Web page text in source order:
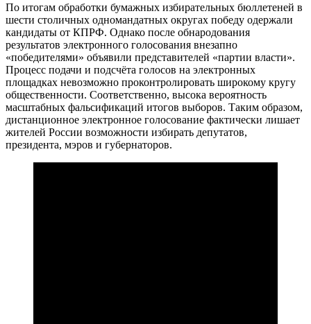
По итогам обработки бумажных избирательных бюллетеней в
шести столичных одномандатных округах победу одержали
кандидаты от КПРФ. Однако после обнародования
результатов электронного голосования внезапно
«победителями» объявили представителей «партии власти».
Процесс подачи и подсчёта голосов на электронных
площадках невозможно проконтролировать широкому кругу
общественности. Соответственно, высока вероятность
масштабных фальсификаций итогов выборов. Таким образом,
дистанционное электронное голосование фактически лишает
жителей России возможности избирать депутатов,
президента, мэров и губернаторов.